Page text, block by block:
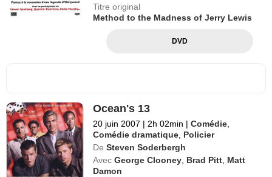
Titre original
Method to the Madness of Jerry Lewis
DVD
Ocean's 13
20 juin 2007 | 2h 02min | Comédie
Comédie dramatique Policier
De Steven Soderbergh
Avec George Clooney Brad Pitt Matt
Damon